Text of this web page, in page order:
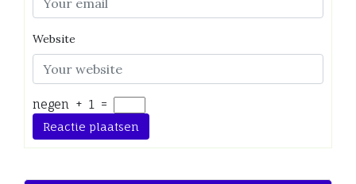
Website
negen + 1 =